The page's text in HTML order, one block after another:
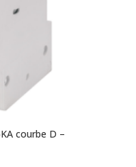
courbe D –